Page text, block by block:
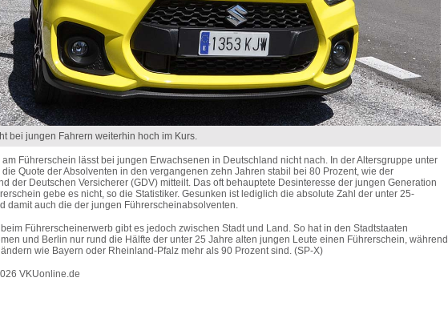
bei jungen Fahrern weiterhin hoch im Kurs.
am Führerschein lässt bei jungen Erwachsenen in Deutschland nicht nach. In der Altersgruppe unter
Quote der Absolventen in den vergangenen zehn Jahren stabil bei 80 Prozent, wie der
der Deutschen Versicherer (GDV) mitteilt. Das oft behauptete Desinteresse der jungen Generation
gebe es nicht, so die Statistiker. Gesunken ist lediglich die absolute Zahl der unter 25-
damit auch die der jungen Führerscheinabsolventen.
Führerscheinerwerb gibt es jedoch zwischen Stadt und Land. So hat in den Stadtstaaten
und Berlin nur rund die Hälfte der unter 25 Jahre alten jungen Leute einen Führerschein, während
wie Bayern oder Rheinland-Pfalz mehr als 90 Prozent sind. (SP-X)
VKUonline.de